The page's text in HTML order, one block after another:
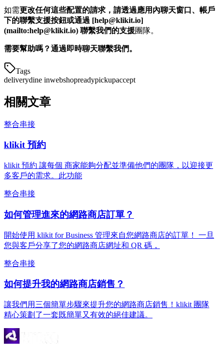
如需更改任何這些配置的請求，請透過應用內聊天窗口、帳戶
下的聯繫支援按鈕或通過 [help@klikit.io]
(mailto:help@klikit.io) 聯繫我們的支援團隊。
需要幫助嗎？通過即時聊天聯繫我們。
Tags
deliverydine inwebshopreadypickupaccept
相關文章
整合串接
klikit 預約
klikit 預約 讓每個 商家能夠分配並準備他們的團隊，以迎接更
多客戶的需求。此功能
整合串接
如何管理進來的網路商店訂單？
開始使用 klikit for Business 管理來自您網路商店的訂單！ 一旦
您與客戶分享了您的網路商店網址和 QR 碼，
整合串接
如何提升我的網路商店銷售？
讓我們用三個簡單步驟來提升您的網路商店銷售！klikit 團隊
精心策劃了一套既簡單又有效的絕佳建議。